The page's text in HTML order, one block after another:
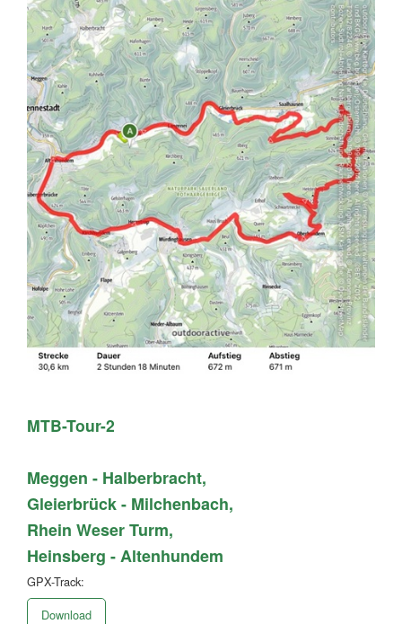
MTB-Tour-2
Meggen - Halberbracht,
Gleierbrück - Milchenbach,
Rhein Weser Turm,
Heinsberg - Altenhundem
GPX-Track:
Download